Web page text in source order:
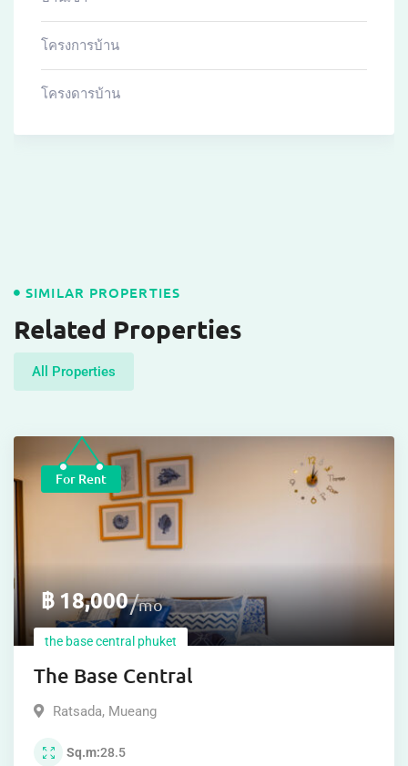
โครงการบ้าน
โครงดารบ้าน
SIMILAR PROPERTIES
Related Properties
All Properties
For Rent
฿18,000 mo
the base central phuket
The Base Central
Ratsada, Mueang
Sq.m 28.5